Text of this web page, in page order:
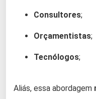
Consultores;
Orçamentistas;
Tecnólogos;
Aliás, essa abordagem